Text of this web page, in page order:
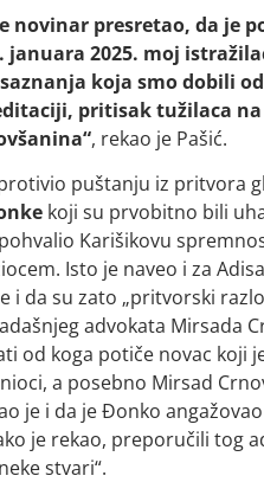
presretao, da je
2025. moj
koja smo dobili
pritisak tužilaca na
, rekao je Pašić.
puštanju iz pritvora
koji su prvobitno bili
Karišikovu
Isto je naveo i za
da su zato „pritvorski
advokata Mirsada
od koga potiče novac koji
a posebno Mirsad
je i da je Đonko
je rekao, preporučili tog
stvari“.